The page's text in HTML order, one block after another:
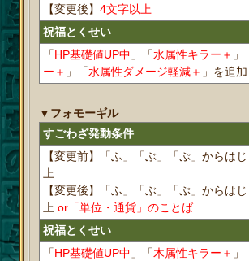
【変更後】 4文字以上
祝福とくせい
「HP基礎値UP中 」「水属性キラー＋ 」
ー＋ 」「水属性ダメージ軽減＋ 」を追加
▼フォモーギル
すごわざ発動条件
【変更前】「ふ」「ぶ」「ぷ」からは
上
【変更後】「ふ」「ぶ」「ぷ」からは
上 or「単位・通貨」のことば
祝福とくせい
「HP基礎値UP中 」「木属性キラー＋ 」